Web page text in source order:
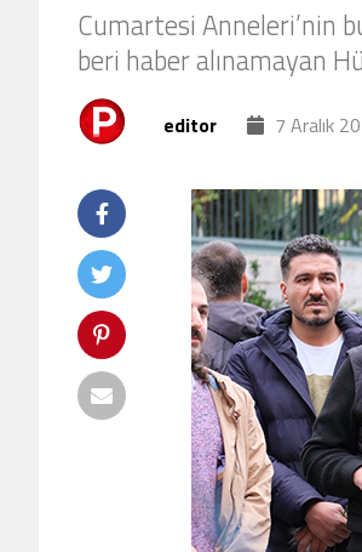
Cumartesi Anneleri’nin
beri haber alınamayan
editor 7 Aralık